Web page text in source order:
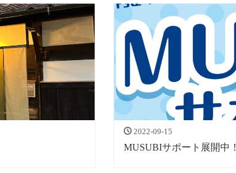
2022-09-15
MUSUBIサポート展開中！